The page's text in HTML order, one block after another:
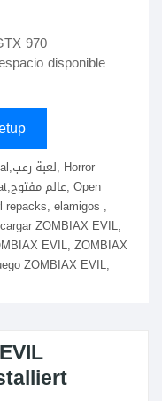
970
disponible
elamigos ,
ZOMBIAX EVIL,
EVIL, ZOMBIAX
ZOMBIAX EVIL,